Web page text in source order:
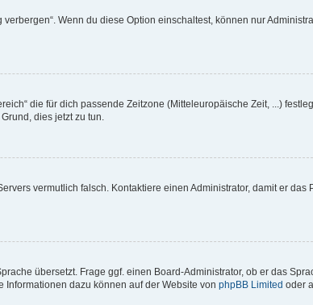
Wenn du diese Option einschaltest, können nur
die für dich passende Zeitzone (Mitteleuropäische Zeit, ...)
dies jetzt zu tun.
vermutlich falsch. Kontaktiere einen Administrator, damit er das
übersetzt. Frage ggf. einen Board-Administrator, ob er das
dazu können auf der Website von phpBB Limited oder